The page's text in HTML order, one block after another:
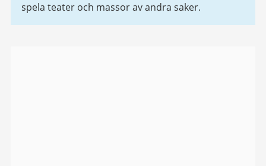
spela teater och massor av andra saker.